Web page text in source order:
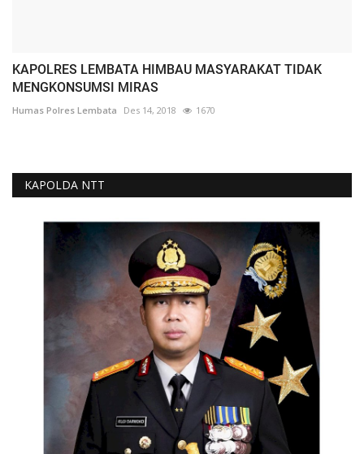
KAPOLRES LEMBATA HIMBAU MASYARAKAT TIDAK
MENGKONSUMSI MIRAS
Humas Polres Lembata Des 14, 2018 1670
KAPOLDA NTT